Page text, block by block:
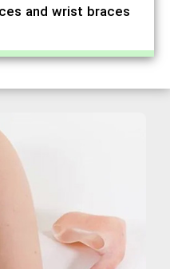
and wrist braces